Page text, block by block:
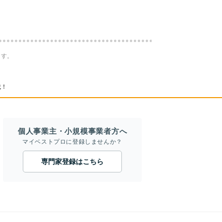
。
個人事業主・小規模事業者方へ
マイベストプロに登録しませんか？
専門家登録はこちら